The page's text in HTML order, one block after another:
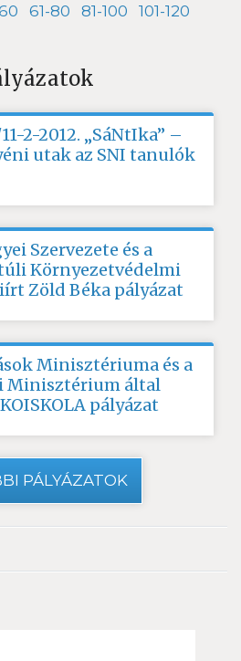
61-80 81-100 101-120
2-2012. „SáNtIka” –
utak az SNI tanulók
Szervezete és a
Környezetvédelmi
Zöld Béka pályázat
Minisztériuma és a
Minisztérium által
pályázat
PÁLYÁZATOK